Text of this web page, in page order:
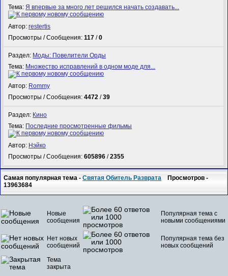
Тема:Я впервые за много лет решился начать создавать...
Автор:restertis
Просмотры / Сообщения:117 /0
Раздел: Моды: Повелители Орды
Тема: Множество исправлений в одном моде для...
Автор: Rommy
Просмотры / Сообщения:4472 /39
Раздел: Кино
Тема: Последние просмотренные фильмы
Автор: Нэйко
Просмотры / Сообщения:605896 /2355
Самая популярная тема -Святая Обитель Разврата Просмотров -
13963684
Новые
сообщения
Популярная тема с
новыми сообщениями
Нет новых
сообщений
Популярная тема без
новых сообщений
Тема
закрыта